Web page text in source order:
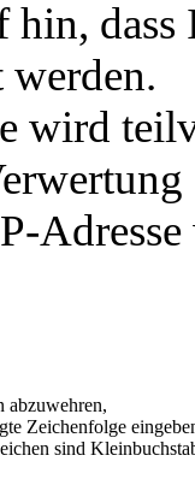
wird
abzuwehren,
Zeichenfolge
sind